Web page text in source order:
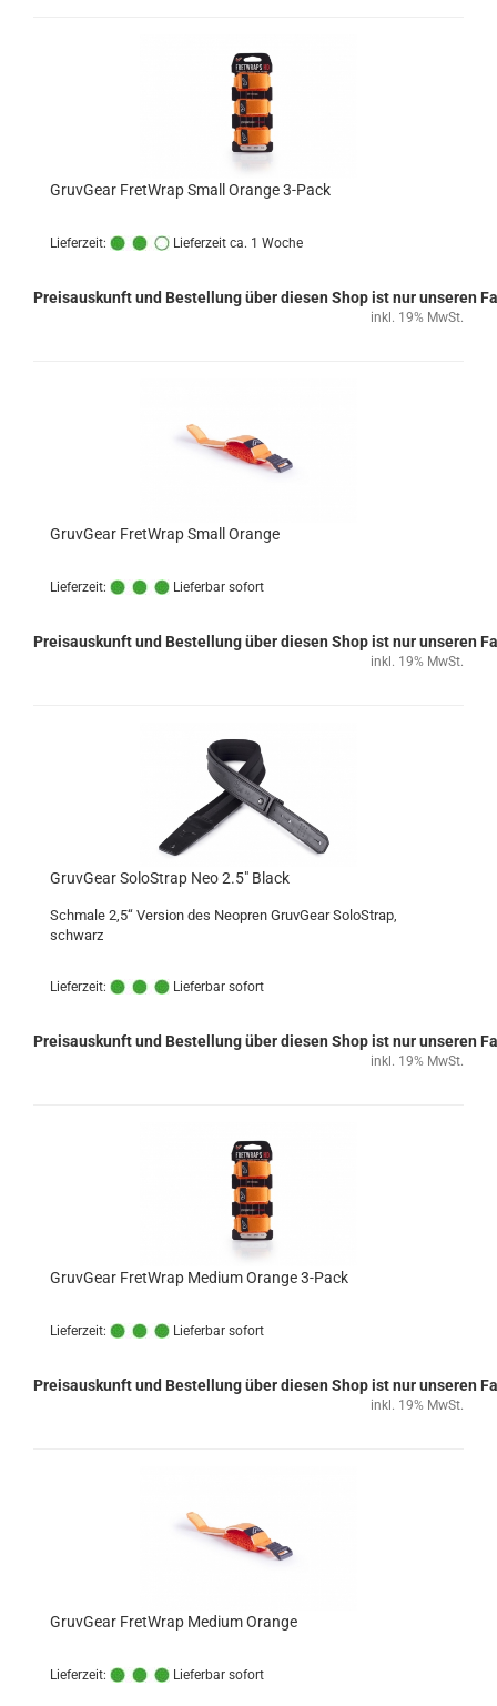
GruvGear FretWrap Small Orange 3-Pack
Lieferzeit: Lieferzeit ca. 1 Woche
Preisauskunft und Bestellung über diesen Shop ist nur unseren
inkl. 19% MwSt.
GruvGear FretWrap Small Orange
Lieferzeit: Lieferbar sofort
Preisauskunft und Bestellung über diesen Shop ist nur unseren
inkl. 19% MwSt.
GruvGear SoloStrap Neo 2.5" Black
Schmale 2,5“ Version des Neopren GruvGear SoloStrap,
schwarz
Lieferzeit: Lieferbar sofort
Preisauskunft und Bestellung über diesen Shop ist nur unseren
inkl. 19% MwSt.
GruvGear FretWrap Medium Orange 3-Pack
Lieferzeit: Lieferbar sofort
Preisauskunft und Bestellung über diesen Shop ist nur unseren
inkl. 19% MwSt.
GruvGear FretWrap Medium Orange
Lieferzeit: Lieferbar sofort